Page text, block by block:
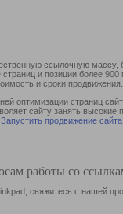
ссылочную
и позиции более
и сроки продвижения.
оптимизации страниц
сайту занять
Запустить продвижение сайта
работы со
свяжитесь с нашей